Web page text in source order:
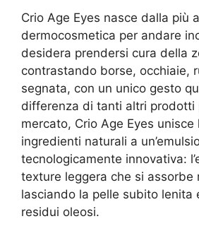
Crio Age Eyes nasce dalla più
dermocosmetica per andare
desidera prendersi cura della
contrastando borse, occhiaie,
segnata, con un unico gesto
differenza di tanti altri prodotti
mercato, Crio Age Eyes
ingredienti naturali a
tecnologicamente innovativa:
texture leggera che si assorbe
lasciando la pelle subito lenita
residui oleosi.